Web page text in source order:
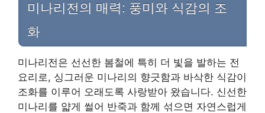
미나리전의 매력: 풍미와 식감의 조
화
미나리전은 선선한 봄철에 특히 더 빛을 발하는 전
요리로, 싱그러운 미나리의 향긋함과 바삭한 식감이
조화를 이루어 오래도록 사랑받아 왔습니다. 신선한
미나리를 얇게 썰어 반죽과 함께 섞으면 자연스럽게